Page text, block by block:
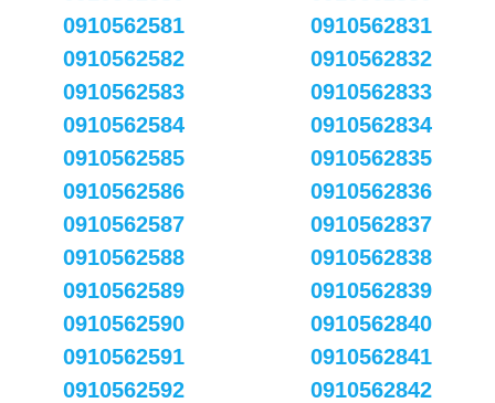
0910562581
0910562582
0910562583
0910562584
0910562585
0910562586
0910562587
0910562588
0910562589
0910562590
0910562591
0910562592
0910562831
0910562832
0910562833
0910562834
0910562835
0910562836
0910562837
0910562838
0910562839
0910562840
0910562841
0910562842